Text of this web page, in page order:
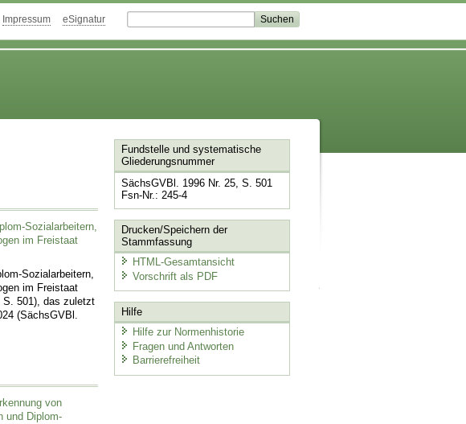
Impressum eSignatur
Sozialarbeitern,
im Freistaat
Sozialarbeitern,
im Freistaat
S. 501), das zuletzt
(SächsGVBl.
von
und Diplom-
Fundstelle und systematische
Gliederungsnummer
SächsGVBl. 1996 Nr. 25, S. 501
Fsn-Nr.: 245-4
Drucken/Speichern der
Stammfassung
HTML-Gesamtansicht
Vorschrift als PDF
Hilfe
Hilfe zur Normenhistorie
Fragen und Antworten
Barrierefreiheit